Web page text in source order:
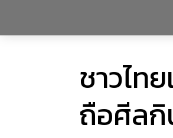
ชาวไท
ถือศีลกิ